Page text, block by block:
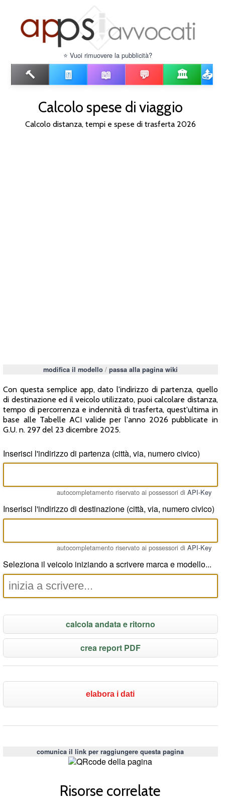
⭐ Vuoi rimuovere la pubblicità?
🔨 🧾 📖 💬 🏛️ 📤
Calcolo spese di viaggio
Calcolo distanza, tempi e spese di trasferta 2026
modifica il modello/ passa alla pagina wiki
Con questa semplice app, dato l'indirizzo di partenza, quello
di destinazione ed il veicolo utilizzato, puoi calcolare distanza,
tempo di percorrenza e indennità di trasferta, quest'ultima in
base alle Tabelle ACI valide per l'anno 2026 pubblicate in
G.U. n. 297 del 23 dicembre 2025.
Inserisci l'indirizzo di partenza (città, via, numero civico)
autocompletamento riservato ai possessori di API-Key
Inserisci l'indirizzo di destinazione (città, via, numero civico)
autocompletamento riservato ai possessori di API-Key
Seleziona il veicolo iniziando a scrivere marca e modello...
calcola andata e ritorno
crea report PDF
comunica il link per raggiungere questa pagina
Risorse correlate